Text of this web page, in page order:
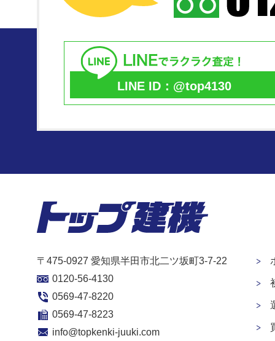
LINE ID：@top4130
〒475-0927 愛知県半田市北二ツ坂町3-7-22
0120-56-4130
0569-47-8220
0569-47-8223
info@topkenki-juuki.com